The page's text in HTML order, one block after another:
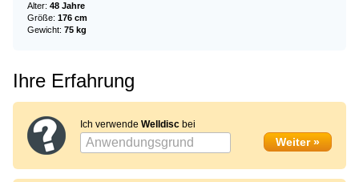
Alter: 48 Jahre
Größe: 176 cm
Gewicht: 75 kg
Ihre Erfahrung
Ich verwende Welldisc bei